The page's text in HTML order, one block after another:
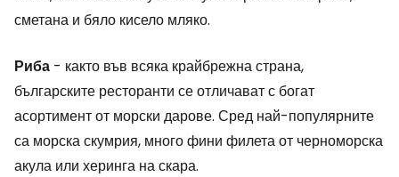
сметана и бяло кисело мляко.
Риба - както във всяка крайбрежна страна,
българските ресторанти се отличават с богат
асортимент от морски дарове. Сред най-популярните
са морска скумрия, много фини филета от черноморска
акула или херинга на скара.